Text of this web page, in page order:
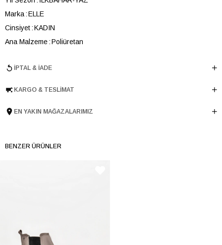
Marka ELLE
Cinsiyet KADIN
Ana Malzeme Poliüretan
Topuk Boyu 2 cm
Menşei TURKIYE
İPTAL & İADE
KARGO & TESLIMAT
EN YAKIN MAĞAZALARIMIZ
BENZER ÜRÜNLER